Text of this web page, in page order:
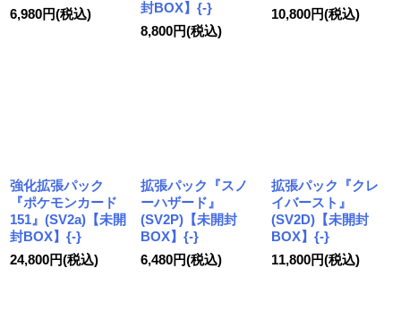
6,980円(税込)
封BOX】{-}
8,800円(税込)
10,800円(税込)
強化拡張パック
『ポケモンカード
151』(SV2a)【未開
封BOX】{-}
24,800円(税込)
拡張パック『スノ
ーハザード』
(SV2P)【未開封
BOX】{-}
6,480円(税込)
拡張パック『クレ
イバースト』
(SV2D)【未開封
BOX】{-}
11,800円(税込)